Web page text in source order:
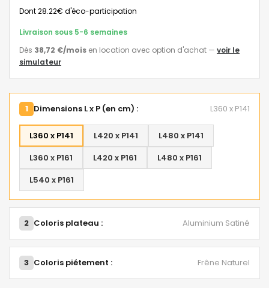
Dont 28.22€ d'éco-participation
Livraison sous 5-6 semaines
Dès 38,72 €/mois en location avec option d'achat — voir le
simulateur
1 Dimensions L x P (en cm) : L360 x P141
L360 x P141 L420 x P141
L480 x P141
L360 x P161
L420 x P161
L480 x P161
L540 x P161
2 Coloris plateau : Aluminium Satiné
3 Coloris piétement : Frêne Naturel